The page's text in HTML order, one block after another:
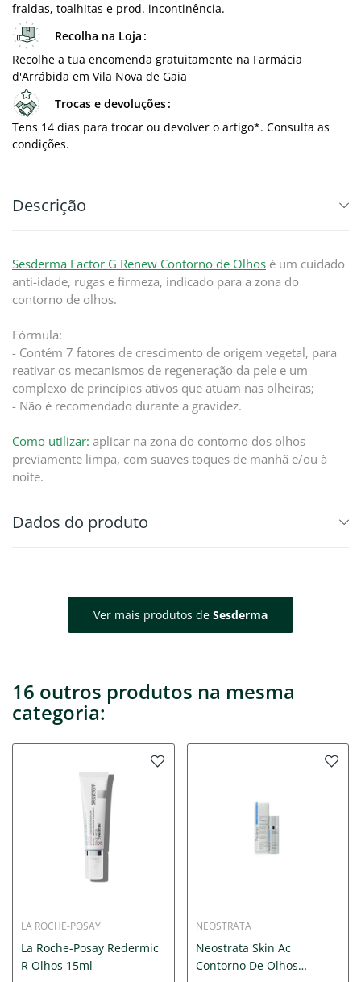
fraldas, toalhitas e prod. incontinência.
Recolha na Loja
Recolhe a tua encomenda gratuitamente na Farmácia
d'Arrábida em Vila Nova de Gaia
Trocas e devoluções
Tens 14 dias para trocar ou devolver o artigo*. Consulta as
condições.
Descrição
Sesderma Factor G Renew Contorno de Olhos é um cuidado
anti-idade, rugas e firmeza, indicado para a zona do
contorno de olhos.
Fórmula:
- Contém 7 fatores de crescimento de origem vegetal, para
reativar os mecanismos de regeneração da pele e um
complexo de princípios ativos que atuam nas olheiras;
- Não é recomendado durante a gravidez.
Como utilizar: aplicar na zona do contorno dos olhos
previamente limpa, com suaves toques de manhã e/ou à
noite.
Dados do produto
Ver mais produtos de Sesderma
16 outros produtos na mesma
categoria:
LA ROCHE-POSAY
La Roche-Posay Redermic
R Olhos 15ml
NEOSTRATA
Neostrata Skin Ac
Contorno De Olhos